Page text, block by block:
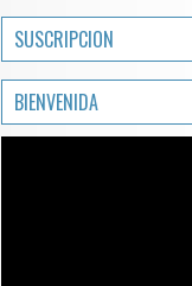
SUSCRIPCION
BIENVENIDA